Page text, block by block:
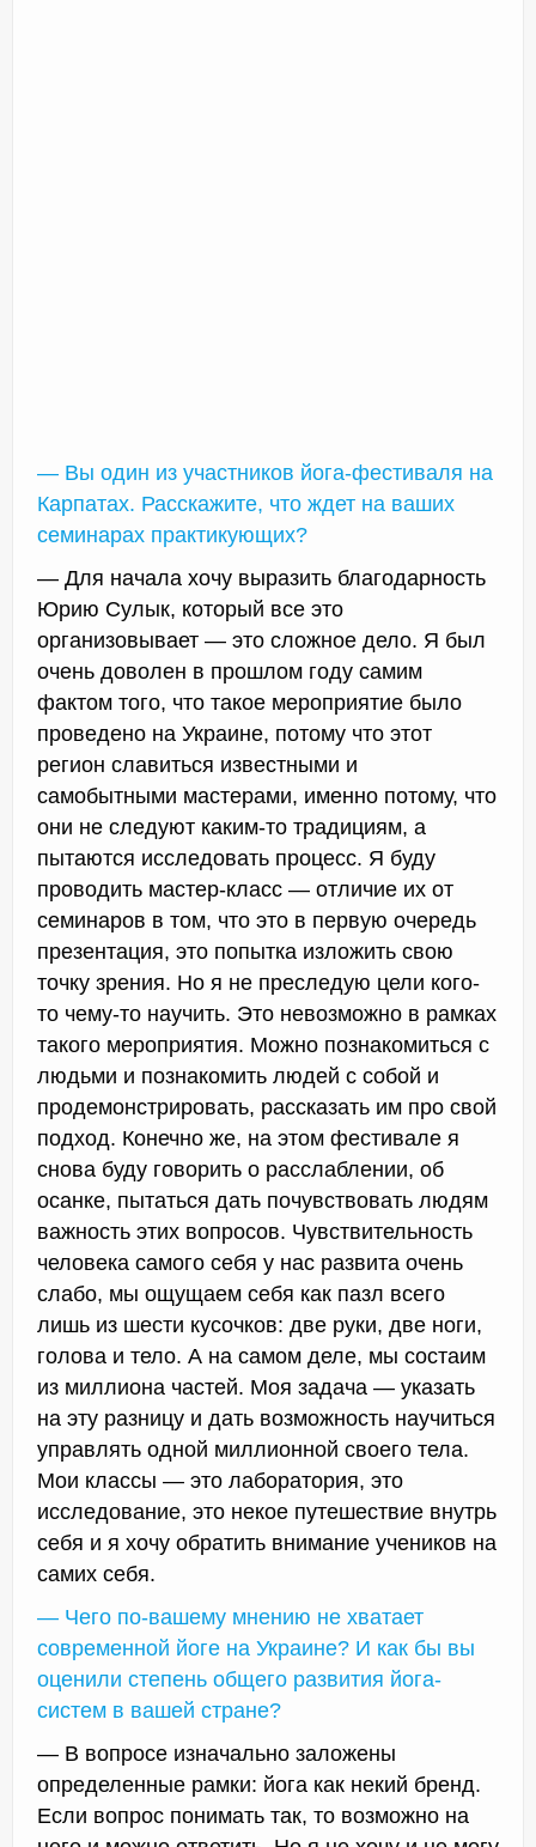
— Вы один из участников йога-фестиваля на
Карпатах. Расскажите, что ждет на ваших
семинарах практикующих?
— Для начала хочу выразить благодарность
Юрию Сулык, который все это
организовывает — это сложное дело. Я был
очень доволен в прошлом году самим
фактом того, что такое мероприятие было
проведено на Украине, потому что этот
регион славиться известными и
самобытными мастерами, именно потому, что
они не следуют каким-то традициям, а
пытаются исследовать процесс. Я буду
проводить мастер-класс — отличие их от
семинаров в том, что это в первую очередь
презентация, это попытка изложить свою
точку зрения. Но я не преследую цели кого-
то чему-то научить. Это невозможно в рамках
такого мероприятия. Можно познакомиться с
людьми и познакомить людей с собой и
продемонстрировать, рассказать им про свой
подход. Конечно же, на этом фестивале я
снова буду говорить о расслаблении, об
осанке, пытаться дать почувствовать людям
важность этих вопросов. Чувствительность
человека самого себя у нас развита очень
слабо, мы ощущаем себя как пазл всего
лишь из шести кусочков: две руки, две ноги,
голова и тело. А на самом деле, мы состаим
из миллиона частей. Моя задача — указать
на эту разницу и дать возможность научиться
управлять одной миллионной своего тела.
Мои классы — это лаборатория, это
исследование, это некое путешествие внутрь
себя и я хочу обратить внимание учеников на
самих себя.
— Чего по-вашему мнению не хватает
современной йоге на Украине? И как бы вы
оценили степень общего развития йога-
систем в вашей стране?
— В вопросе изначально заложены
определенные рамки: йога как некий бренд.
Если вопрос понимать так, то возможно на